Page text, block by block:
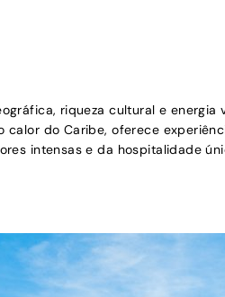
riqueza cultural e energia
calor do Caribe, oferece
intensas e da hospitalidade